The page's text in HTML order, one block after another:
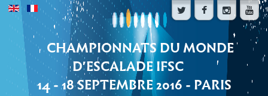
CHAMPIONNATS DU MONDE
D'ESCALADE IFSC
14 - 18 SEPTEMBRE 2016 - PARIS